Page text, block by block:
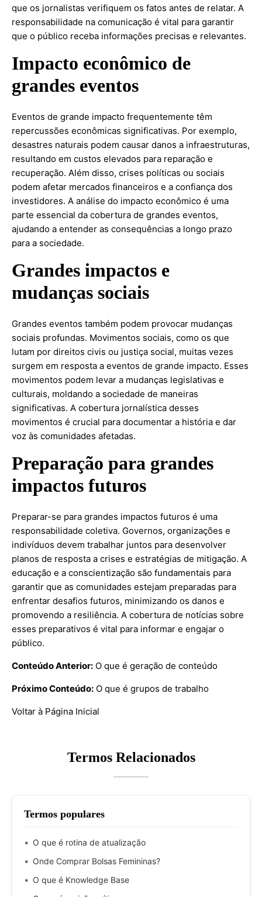
que os jornalistas verifiquem os fatos antes de relatar. A
responsabilidade na comunicação é vital para garantir
que o público receba informações precisas e relevantes.
Impacto econômico de
grandes eventos
Eventos de grande impacto frequentemente têm
repercussões econômicas significativas. Por exemplo,
desastres naturais podem causar danos a infraestruturas,
resultando em custos elevados para reparação e
recuperação. Além disso, crises políticas ou sociais
podem afetar mercados financeiros e a confiança dos
investidores. A análise do impacto econômico é uma
parte essencial da cobertura de grandes eventos,
ajudando a entender as consequências a longo prazo
para a sociedade.
Grandes impactos e
mudanças sociais
Grandes eventos também podem provocar mudanças
sociais profundas. Movimentos sociais, como os que
lutam por direitos civis ou justiça social, muitas vezes
surgem em resposta a eventos de grande impacto. Esses
movimentos podem levar a mudanças legislativas e
culturais, moldando a sociedade de maneiras
significativas. A cobertura jornalística desses
movimentos é crucial para documentar a história e dar
voz às comunidades afetadas.
Preparação para grandes
impactos futuros
Preparar-se para grandes impactos futuros é uma
responsabilidade coletiva. Governos, organizações e
indivíduos devem trabalhar juntos para desenvolver
planos de resposta a crises e estratégias de mitigação. A
educação e a conscientização são fundamentais para
garantir que as comunidades estejam preparadas para
enfrentar desafios futuros, minimizando os danos e
promovendo a resiliência. A cobertura de notícias sobre
esses preparativos é vital para informar e engajar o
público.
Conteúdo Anterior: O que é geração de conteúdo
Próximo Conteúdo: O que é grupos de trabalho
Voltar à Página Inicial
Termos Relacionados
Termos populares
O que é rotina de atualização
Onde Comprar Bolsas Femininas?
O que é Knowledge Base